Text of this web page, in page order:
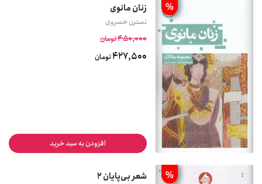
% زنان مانوی
نسترن خسروی
450,000تومان
427,500تومان
افزودن به سبد خرید
% شعر بی‌پایان 2